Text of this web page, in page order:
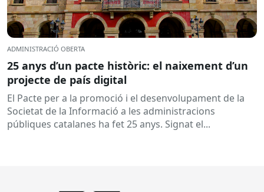
ADMINISTRACIÓ OBERTA
25 anys d’un pacte històric: el naixement d’un
projecte de país digital
El Pacte per a la promoció i el desenvolupament de la
Societat de la Informació a les administracions
públiques catalanes ha fet 25 anys. Signat el...